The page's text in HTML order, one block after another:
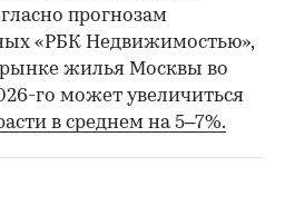
прогнозам
«РБК Недвижимостью»,
жилья Москвы во
го может увеличиться
в среднем на 5–7%.